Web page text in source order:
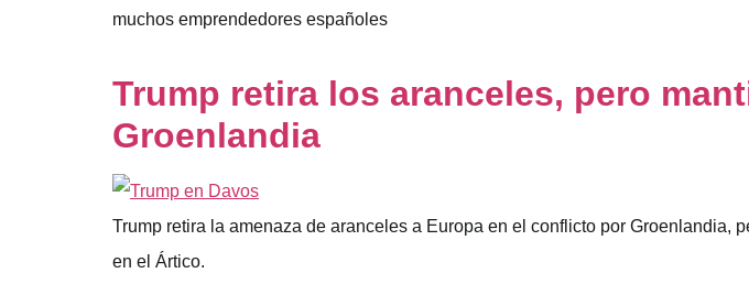
muchos emprendedores españoles
Trump retira los aranceles, pero
Groenlandia
Trump retira la amenaza de aranceles a Europa en el conflicto por
en el Ártico.